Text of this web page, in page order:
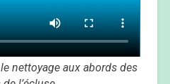
nettoyage aux abords des